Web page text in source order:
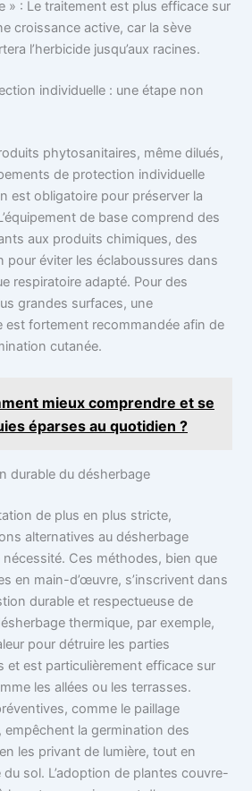
» : Le traitement est plus efficace sur
croissance active, car la sève
l’herbicide jusqu’aux racines.
individuelle : une étape non
phytosanitaires, même dilués,
de protection individuelle
est obligatoire pour préserver la
de base comprend des
aux produits chimiques, des
pour éviter les éclaboussures dans
respiratoire adapté. Pour des
grandes surfaces, une
est fortement recommandée afin de
cutanée.
mieux comprendre et se
éparses au quotidien ?
durable du désherbage
de plus en plus stricte,
alternatives au désherbage
Ces méthodes, bien que
en main-d’œuvre, s’inscrivent dans
durable et respectueuse de
thermique, par exemple,
pour détruire les parties
et est particulièrement efficace sur
les allées ou les terrasses.
comme le paillage
empêchent la germination des
les privant de lumière, tout en
sol. L’adoption de plantes couvre-